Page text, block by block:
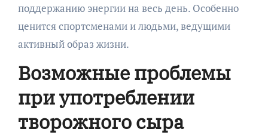
поддержанию энергии на весь день. Особенно
ценится спортсменами и людьми, ведущими
активный образ жизни.
Возможные проблемы
при употреблении
творожного сыра